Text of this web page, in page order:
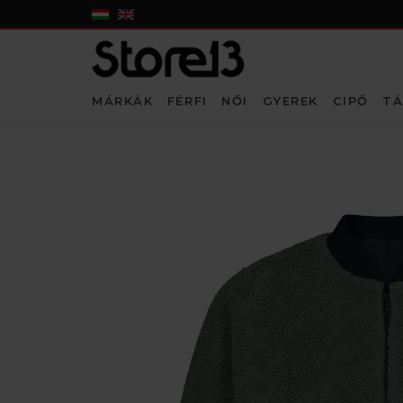
MÁRKÁK FÉRFI NŐI GYEREK CIPŐ